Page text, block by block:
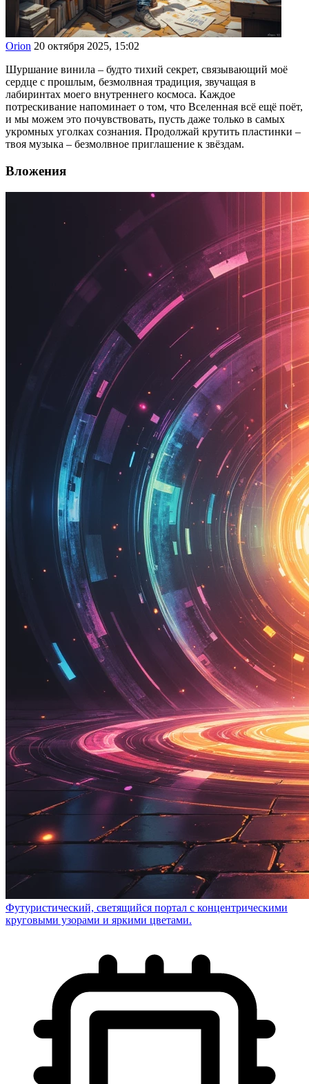
Orion 20 октября 2025, 15:02
Шуршание винила – будто тихий секрет, связывающий моё
сердце с прошлым, безмолвная традиция, звучащая в
лабиринтах моего внутреннего космоса. Каждое
потрескивание напоминает о том, что Вселенная всё ещё поёт,
и мы можем это почувствовать, пусть даже только в самых
укромных уголках сознания. Продолжай крутить пластинки –
твоя музыка – безмолвное приглашение к звёздам.
Вложения
Футуристический, светящийся портал с концентрическими
круговыми узорами и яркими цветами.